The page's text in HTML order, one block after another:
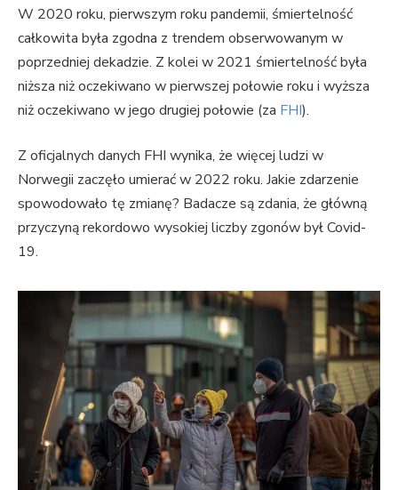
W 2020 roku, pierwszym roku pandemii, śmiertelność
całkowita była zgodna z trendem obserwowanym w
poprzedniej dekadzie. Z kolei w 2021 śmiertelność była
niższa niż oczekiwano w pierwszej połowie roku i wyższa
niż oczekiwano w jego drugiej połowie (za FHI).
Z oficjalnych danych FHI wynika, że więcej ludzi w
Norwegii zaczęło umierać w 2022 roku. Jakie zdarzenie
spowodowało tę zmianę? Badacze są zdania, że główną
przyczyną rekordowo wysokiej liczby zgonów był Covid-
19.